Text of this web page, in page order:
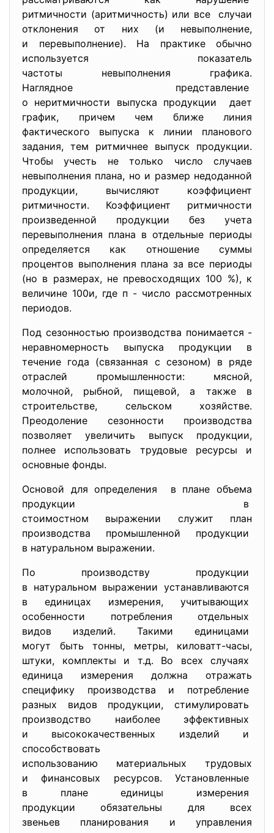
ритмичности (аритмичность) или все случаи
отклонения от них (и невыполнение,
и перевыполнение). На практике обычно
используется показатель
частоты невыполнения графика.
Наглядное представление
о неритмичности выпуска продукции дает
график, причем чем ближе линия
фактического выпуска к линии планового
задания, тем ритмичнее выпуск продукции.
Чтобы учесть не только число случаев
невыполнения плана, но и размер недоданной
продукции, вычисляют коэффициент
ритмичности. Коэффициент ритмичности
произведенной продукции без учета
перевыполнения плана в отдельные периоды
определяется как отношение суммы
процентов выполнения плана за все периоды
(но в размерах, не превосходящих 100 %), к
величине 100и, где п - число рассмотренных
периодов.
Под сезонностью производства понимается -
неравномерность выпуска продукции в
течение года (связанная с сезоном) в ряде
отраслей промышленности: мясной,
молочной, рыбной, пищевой, а также в
строительстве, сельском хозяйстве.
Преодоление сезонности производства
позволяет увеличить выпуск продукции,
полнее использовать трудовые ресурсы и
основные фонды.
Основой для определения в плане объема
продукции в
стоимостном выражении служит план
производства промышленной продукции
в натуральном выражении.
По производству продукции
в натуральном выражении устанавливаются
в единицах измерения, учитывающих
особенности потребления отдельных
видов изделий. Такими единицами
могут быть тонны, метры, киловатт-часы,
штуки, комплекты и т.д. Во всех случаях
единица измерения должна отражать
специфику производства и потребление
разных видов продукции, стимулировать
производство наиболее эффективных
и высококачественных изделий и
способствовать
использованию материальных трудовых
и финансовых ресурсов. Установленные
в плане единицы измерения
продукции обязательны для всех
звеньев планирования и управления